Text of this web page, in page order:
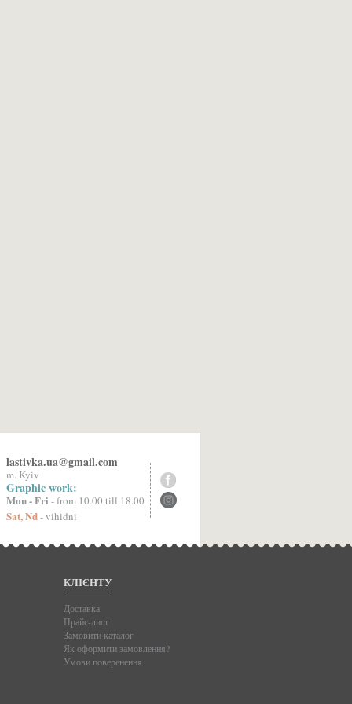
lastivka.ua@gmail.com
m. Kyiv
Graphic work:
Mon - Fri - from 10.00 till 18.00
Sat, Nd- vihidni
КЛІЄНТУ
Доставка
Прайс-лист
Замовити каталог
Як оформити замовлення?
Умови поверенення